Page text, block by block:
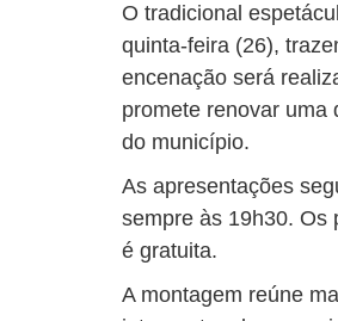
O tradicional
quinta-feira (26),
encenação será
promete renovar uma
do município.
As apresentações
sempre às 19h30. Os
é gratuita.
A montagem reúne